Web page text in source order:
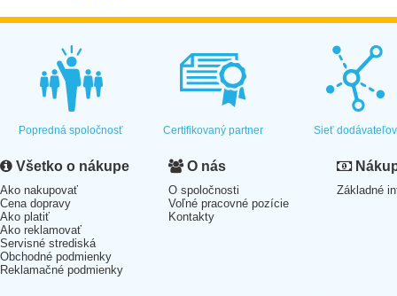
Popredná spoločnosť Certifikovaný partner Sieť dodávateľov
Všetko o nákupe
Ako nakupovať
Cena dopravy
Ako platiť
Ako reklamovať
Servisné strediská
Obchodné podmienky
Reklamačné podmienky
O nás
O spoločnosti
Voľné pracovné pozície
Kontakty
Základné